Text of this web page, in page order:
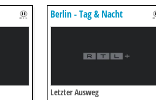
Berlin - Tag & Nacht
Letzter Ausweg